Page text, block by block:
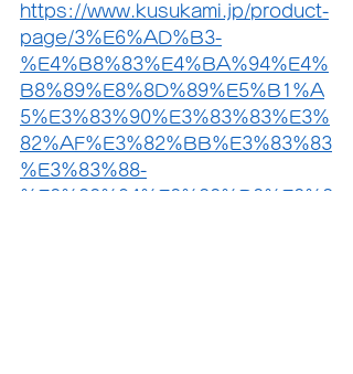
https://www.kusukami.jp/product-
page/3%E6%AD%B3-
%E4%B8%83%E4%BA%94%E4%
B8%89%E8%8D%89%E5%B1%A
5%E3%83%90%E3%83%83%E3%
82%AF%E3%82%BB%E3%83%83
%E3%83%88-
%E3%83%94%E3%83%B3%E3%8